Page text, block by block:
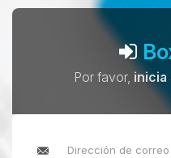
Por favor, inicia